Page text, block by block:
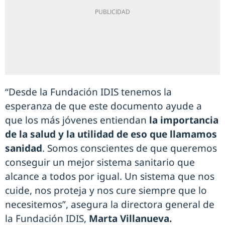
“Desde la Fundación IDIS tenemos la
esperanza de que este documento ayude a
que los más jóvenes entiendan la importancia
de la salud y la utilidad de eso que llamamos
sanidad. Somos conscientes de que queremos
conseguir un mejor sistema sanitario que
alcance a todos por igual. Un sistema que nos
cuide, nos proteja y nos cure siempre que lo
necesitemos”, asegura la directora general de
la Fundación IDIS, Marta Villanueva.